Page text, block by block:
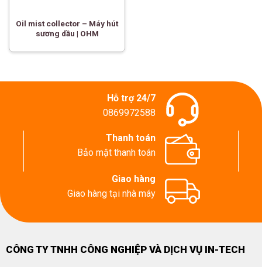
Oil mist collector – Máy hút
sương dầu | OHM
Hỗ trợ 24/7
0869972588
Thanh toán
Bảo mật thanh toán
Giao hàng
Giao hàng tại nhà máy
CÔNG TY TNHH CÔNG NGHIỆP VÀ DỊCH VỤ IN-TECH